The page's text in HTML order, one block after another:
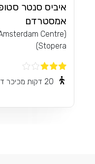
איביס סנטר
אמסטרדם
Centre
Stopera)
20 דקות מכיכר דאם